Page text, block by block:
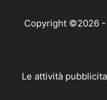
Copyright ©2026
Le attività